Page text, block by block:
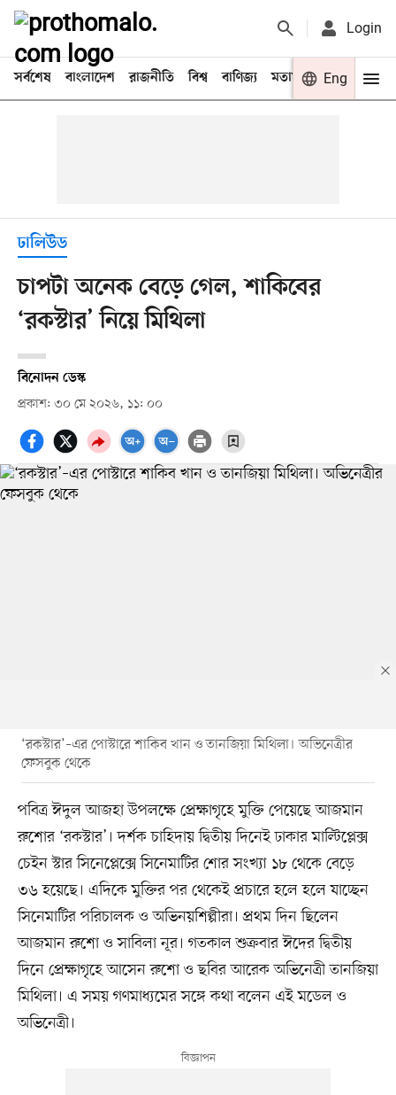
Login
সর্বশেষ বাংলাদেশ রাজনীতি বিশ্ব বাণিজ্য মতামত খেলা
Eng
ঢালিউড
চাপটা অনেক বেড়ে গেল, শাকিবের
‘রকস্টার’ নিয়ে মিথিলা
বিনোদন ডেস্ক
প্রকাশ: ৩০ মে ২০২৬, ১১: ০০
‘রকস্টার’–এর পোস্টারে শাকিব খান ও তানজিয়া মিথিলা। অভিনেত্রীর
ফেসবুক থেকে
পবিত্র ঈদুল আজহা উপলক্ষে প্রেক্ষাগৃহে মুক্তি পেয়েছে আজমান
রুশোর ‘রকস্টার’। দর্শক চাহিদায় দ্বিতীয় দিনেই ঢাকার মাল্টিপ্লেক্স
চেইন স্টার সিনেপ্লেক্সে সিনেমাটির শোর সংখ্যা ১৮ থেকে বেড়ে
৩৬ হয়েছে। এদিকে মুক্তির পর থেকেই প্রচারে হলে হলে যাচ্ছেন
সিনেমাটির পরিচালক ও অভিনয়শিল্পীরা। প্রথম দিন ছিলেন
আজমান রুশো ও সাবিলা নূর। গতকাল শুক্রবার ঈদের দ্বিতীয়
দিনে প্রেক্ষাগৃহে আসেন রুশো ও ছবির আরেক অভিনেত্রী তানজিয়া
মিথিলা। এ সময় গণমাধ্যমের সঙ্গে কথা বলেন এই মডেল ও
অভিনেত্রী।